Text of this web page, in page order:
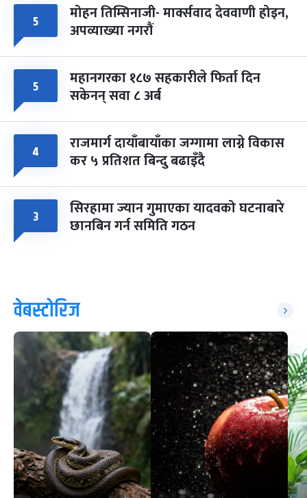
५ मोहन तिम्सिनाजी- मार्क्सवाद देववाणी होइन,
अपव्याख्या नगरौं
५ महानगरका १८७ सहकारीले फिर्ता दिन
सकेनन् सवा ८ अर्ब
४ राजमार्ग दायाँबायाँका जग्गामा लाग्ने विकास
कर ५ प्रतिशत बिन्दु बढाइँदै
३ सिरहामा ज्यान गुमाएका यादवको घटनाबारे
छानबिन गर्न समिति गठन
वेबस्टोरिज